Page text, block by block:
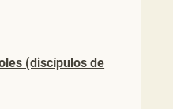
(discípulos de